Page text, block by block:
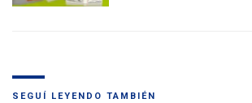
SEGUÍ LEYENDO TAMBIÉN